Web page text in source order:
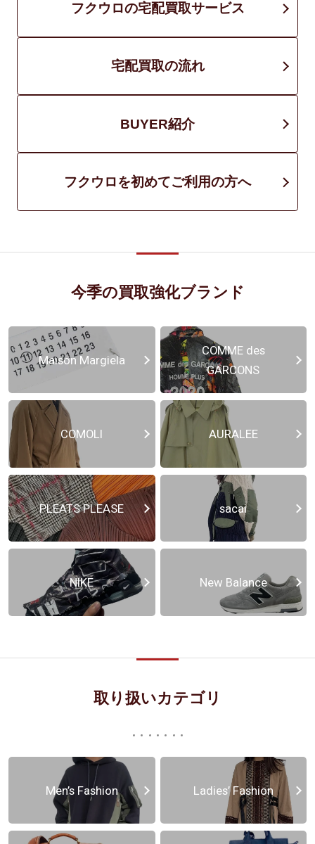
フクウロの宅配買取サービス
宅配買取の流れ
BUYER紹介
フクウロを初めてご利用の方へ
今季の買取強化ブランド
Maison Margiela
COMME des
GARCONS
COMOLI AURALEE
PLEATS PLEASE sacai
NIKE New Balance
取り扱いカテゴリ
Men’s Fashion Ladies’ Fashion